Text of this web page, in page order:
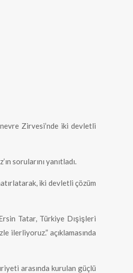
Zirvesi’nde iki devletli
sorularını yanıtladı.
iki devletli çözüm
Tatar, Türkiye Dışişleri
ilerliyoruz.” açıklamasında
arasında kurulan güçlü